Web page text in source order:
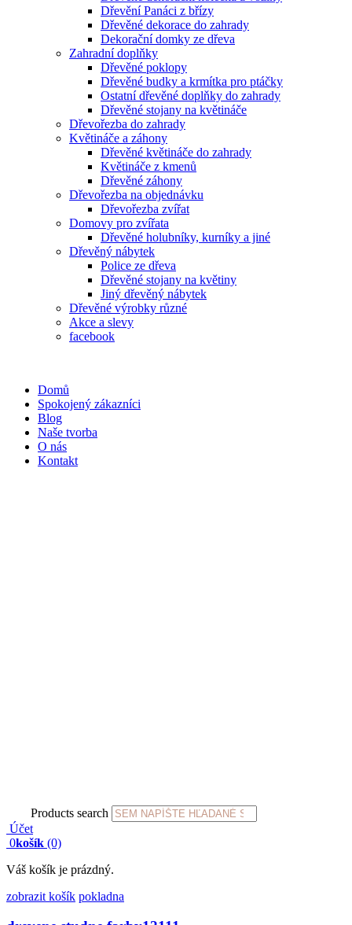
Dřevění Panáci z břízy
Dřevěné dekorace do zahrady
Dekorační domky ze dřeva
Zahradní doplňky
Dřevěné poklopy
Dřevěné budky a krmítka pro ptáčky
Ostatní dřevěné doplňky do zahrady
Dřevěné stojany na květináče
Dřevořezba do zahrady
Květináče a záhony
Dřevěné květináče do zahrady
Květináče z kmenů
Dřevěné záhony
Dřevořezba na objednávku
Dřevořezba zvířat
Domovy pro zvířata
Dřevěné holubníky, kurníky a jiné
Dřevěný nábytek
Police ze dřeva
Dřevěné stojany na květiny
Jiný dřevěný nábytek
Dřevěné výrobky různé
Akce a slevy
facebook
Domů
Spokojený zákazníci
Blog
Naše tvorba
O nás
Kontakt
Products search
Účet
0košík (0)
Váš košík je prázdný.
zobrazit košík pokladna